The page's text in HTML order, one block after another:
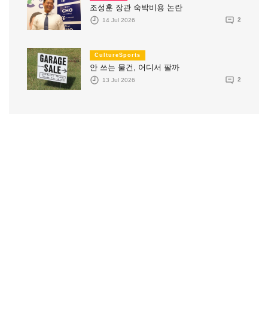
조성훈 장관 숙박비용 논란
14 Jul 2026 2
CultureSports
안 쓰는 물건, 어디서 팔까
13 Jul 2026 2